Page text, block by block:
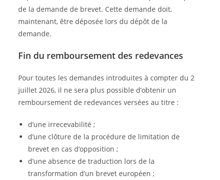
de la demande de brevet. Cette demande doit,
maintenant, être déposée lors du dépôt de la
demande.
Fin du remboursement des redevances
Pour toutes les demandes introduites à compter du 2
juillet 2026, il ne sera plus possible d’obtenir un
remboursement de redevances versées au titre :
d’une irrecevabilité ;
d’une clôture de la procédure de limitation de
brevet en cas d’opposition ;
d’une absence de traduction lors de la
transformation d’un brevet européen ;